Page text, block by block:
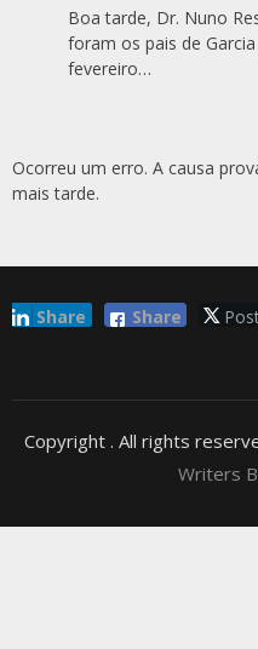
Boa tarde, Dr. Nuno
foram os pais de
fevereiro…
Ocorreu um erro. A causa
mais tarde.
Share
Share
Copyright . All rights
Writers